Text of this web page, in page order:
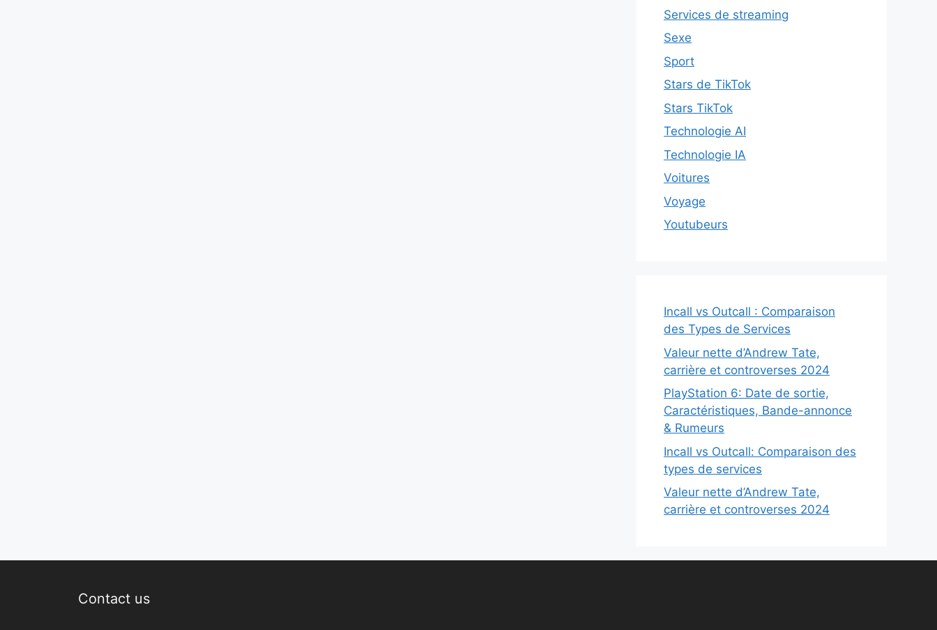
Services de streaming
Sexe
Sport
Stars de TikTok
Stars TikTok
Technologie AI
Technologie IA
Voitures
Voyage
Youtubeurs
Incall vs Outcall : Comparaison
des Types de Services
Valeur nette d’Andrew Tate,
carrière et controverses 2024
PlayStation 6: Date de sortie,
Caractéristiques, Bande-annonce
& Rumeurs
Incall vs Outcall: Comparaison des
types de services
Valeur nette d’Andrew Tate,
carrière et controverses 2024
Contact us